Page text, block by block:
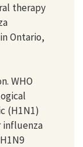
therapy
Ontario,
WHO
(H1N1)
influenza